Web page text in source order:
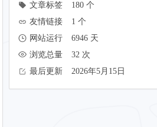
文章标签
180 个
友情链接
1 个
网站运行
6946 天
浏览总量
32 次
最后更新
2026年5月15日